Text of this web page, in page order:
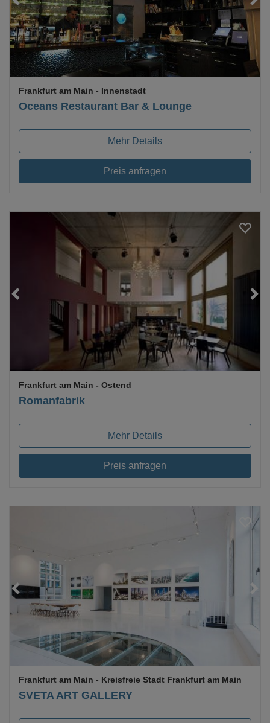
Oceans Restaurant Bar & Lounge
Frankfurt am Main - Innenstadt
Mehr Details
Preis anfragen
Loading...
Romanfabrik
Frankfurt am Main - Ostend
Mehr Details
Preis anfragen
Loading...
SVETA ART GALLERY
Frankfurt am Main - Kreisfreie Stadt Frankfurt am Main